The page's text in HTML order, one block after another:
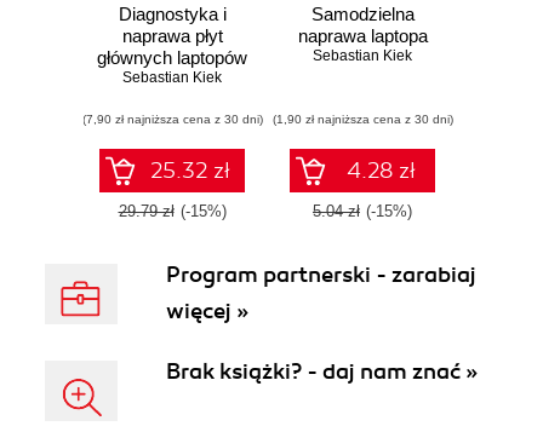
Diagnostyka i
naprawa płyt
głównych laptopów
Sebastian Kiek
(7,90 zł najniższa cena z 30 dni)
25.32 zł
29.79 zł (-15%)
Samodzielna
naprawa laptopa
Sebastian Kiek
(1,90 zł najniższa cena z 30 dni)
4.28 zł
5.04 zł (-15%)
Program partnerski - zarabiaj
więcej »
Brak książki? - daj nam znać »